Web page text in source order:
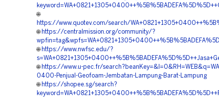
🌐
https://www.quotev.com/search/
🌐 https://centralmission.org/community/?
🌐 https://www.nwfsc.edu/?
🌐 https://www.u-pec.fr/
0400-Penjual-Geofoam-Jembatan-Lampung-Barat-Lampung
🌐 https://shopee.sg/search?